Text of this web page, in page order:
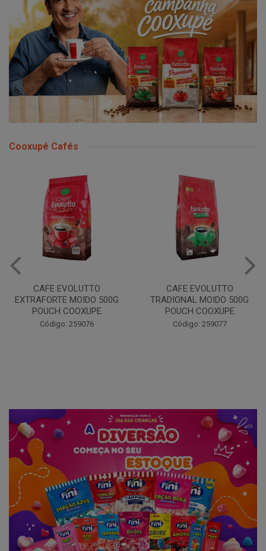
Cooxupé Cafés
CAFE EVOLUTTO
TRADIONAL MOIDO 500G
POUCH COOXUPE
Código: 259077
CAFE EVOLUTTO PREMIUM
MOIDO 500G COOXUPE
Código: 259094